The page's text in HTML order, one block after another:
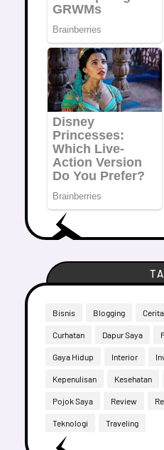
Bisnis Blogging
Curhatan Dapur Saya
Gaya Hidup Interior
Kepenulisan Kesehatan
Pojok Saya Review
Teknologi Traveling